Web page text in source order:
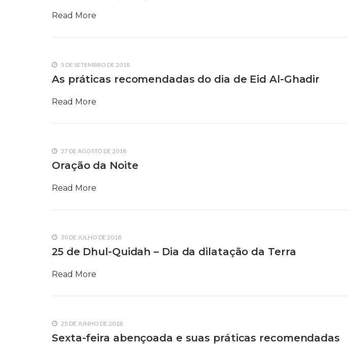
Read More
5 DE SETEMBRO DE 2018
As práticas recomendadas do dia de Eid Al-Ghadir
Read More
27 DE AGOSTO DE 2018
Oração da Noite
Read More
30 DE JULHO DE 2018
25 de Dhul-Quidah – Dia da dilatação da Terra
Read More
25 DE JUNHO DE 2018
Sexta-feira abençoada e suas práticas recomendadas